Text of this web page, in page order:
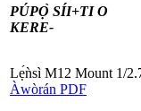
PÚPỌ̀ SÍI+TI O
KERE-
Lẹ́ǹsì M12 Mount 1/
Àwòrán PDF